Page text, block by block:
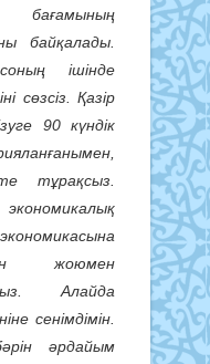
бағамының
байқалады.
ішінде
сөзсіз. Қазір
90 күндік
тұрақсыз.
жоюмен
Алайда
сенімдімін.
әрдайым